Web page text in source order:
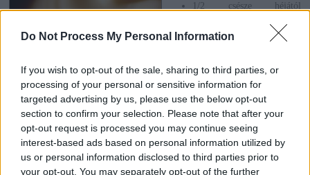
Do Not Process My Personal Information
If you wish to opt-out of the sale, sharing to third parties, or
processing of your personal or sensitive information for
targeted advertising by us, please use the below opt-out
section to confirm your selection. Please note that after your
opt-out request is processed you may continue seeing
interest-based ads based on personal information utilized by
us or personal information disclosed to third parties prior to
your opt-out. You may separately opt-out of the further
1/2 csésze héjától
1/2 csésze napraforgó csíra,
1 ek méz,
2 csésze víz.
Az elkészítés menete:
Diótej:
A vanília kivonaton kívül az összes hozzávalót tegyük egy közepes méretű
turmixolóedénybe, öntsük föl 1 csésze vízzel, majd alaposan turmixoljuk
krémes állagúra. Adjuk hozzá a többi vizet, és keverjük egyenletesre. Majd